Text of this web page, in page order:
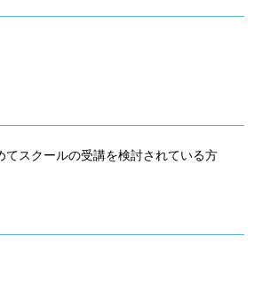
てスクールの受講を検討されている方